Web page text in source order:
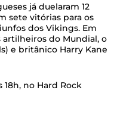
já duelaram 12
sete vitórias para os
dos Vikings. Em
do Mundial, o
e britânico Harry Kane
18h, no Hard Rock